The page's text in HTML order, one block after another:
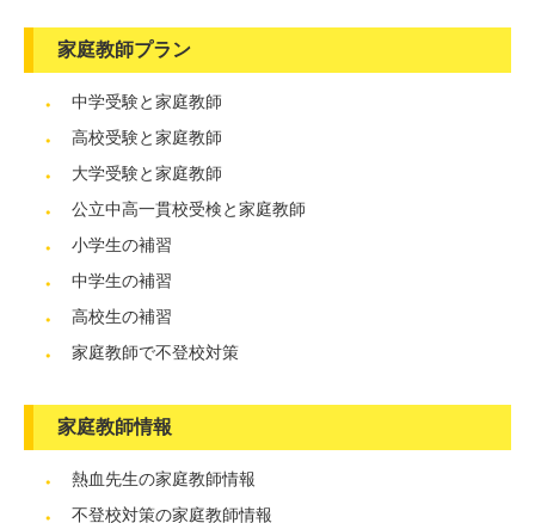
家庭教師プラン
中学受験と家庭教師
高校受験と家庭教師
大学受験と家庭教師
公立中高一貫校受検と家庭教師
小学生の補習
中学生の補習
高校生の補習
家庭教師で不登校対策
家庭教師情報
熱血先生の家庭教師情報
不登校対策の家庭教師情報